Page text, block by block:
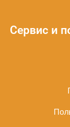
Сервис и